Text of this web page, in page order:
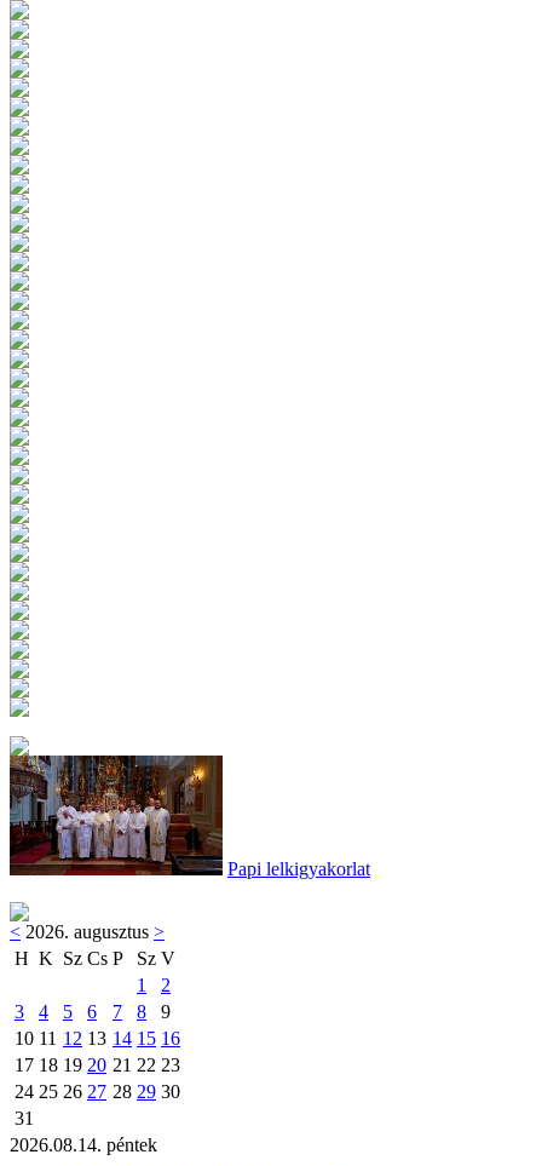
Papi lelkigyakorlat
< 2026. augusztus >
H K Sz Cs P Sz V
1
2
3
4 5 6 7 8
9
10 11 12 13 14 15 16
17 18 19 20 21 22 23
24 25 26 27 28 29 30
31
2026.08.14. péntek